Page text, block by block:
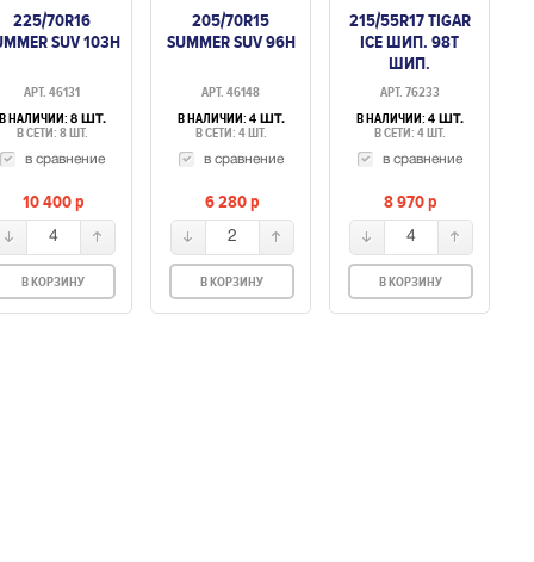
225/70R16
SUV 103H
АРТ. 46131
НАЛИЧИИ: 8 ШТ.
В СЕТИ: 8 ШТ.
в сравнение
10 400p
4
В КОРЗИНУ
205/70R15
SUMMER SUV 96H
АРТ. 46148
В НАЛИЧИИ: 4 ШТ.
В СЕТИ: 4 ШТ.
в сравнение
6 280p
2
В КОРЗИНУ
215/55R17 TIGAR
ICE ШИП. 98T
ШИП.
АРТ. 76233
В НАЛИЧИИ: 4 ШТ.
В СЕТИ: 4 ШТ.
в сравнение
8 970p
4
В КОРЗИНУ